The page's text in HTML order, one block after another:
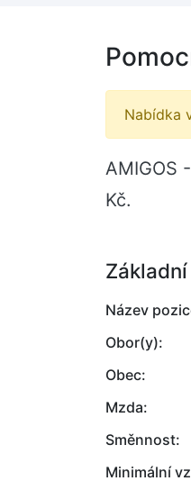
Nabídka
AMIGOS
Kč.
Název
Obor(y):
Obec:
Mzda:
Směnnost:
Minimální